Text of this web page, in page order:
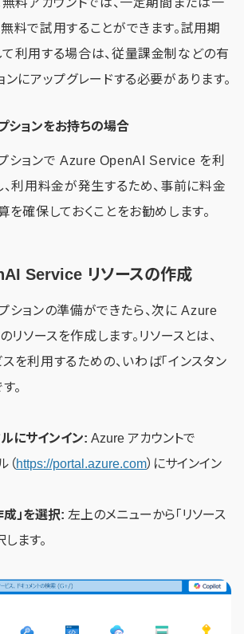
無料アカウントでは、一定期間または一
料で試用することができます。試用期
利用する場合は、従量課金制などの有
ンにアップグレードする必要があります。
ションをお持ちの場合
ションで Azure OpenAI Service を利
、利用料金が発生するため、事前に料金
を確保しておくことをお勧めします。
Service リソースの作成
ションの準備ができたら、次に Azure
ソースを作成します。リソースとは、
を利用するための、いわば「インスタン
。
にサインイン: Azure アカウントで
（https://portal.azure.com）にサインイン
成」を選択: 左上のメニューから「リソース
ます。